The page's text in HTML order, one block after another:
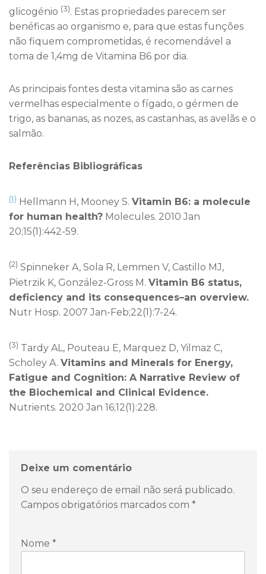
glicogénio (3). Estas propriedades parecem ser
benéficas ao organismo e, para que estas funções
não fiquem comprometidas, é recomendável a
toma de 1,4mg de Vitamina B6 por dia.
As principais fontes desta vitamina são as carnes
vermelhas especialmente o fígado, o gérmen de
trigo, as bananas, as nozes, as castanhas, as avelãs e o
salmão.
Referências Bibliográficas
(1) Hellmann H, Mooney S. Vitamin B6: a molecule
for human health? Molecules. 2010 Jan
20;15(1):442-59.
(2) Spinneker A, Sola R, Lemmen V, Castillo MJ,
Pietrzik K, González-Gross M. Vitamin B6 status,
deficiency and its consequences–an overview.
Nutr Hosp. 2007 Jan-Feb;22(1):7-24.
(3) Tardy AL, Pouteau E, Marquez D, Yilmaz C,
Scholey A. Vitamins and Minerals for Energy,
Fatigue and Cognition: A Narrative Review of
the Biochemical and Clinical Evidence.
Nutrients. 2020 Jan 16;12(1):228.
Deixe um comentário
O seu endereço de email não será publicado.
Campos obrigatórios marcados com *
Nome *